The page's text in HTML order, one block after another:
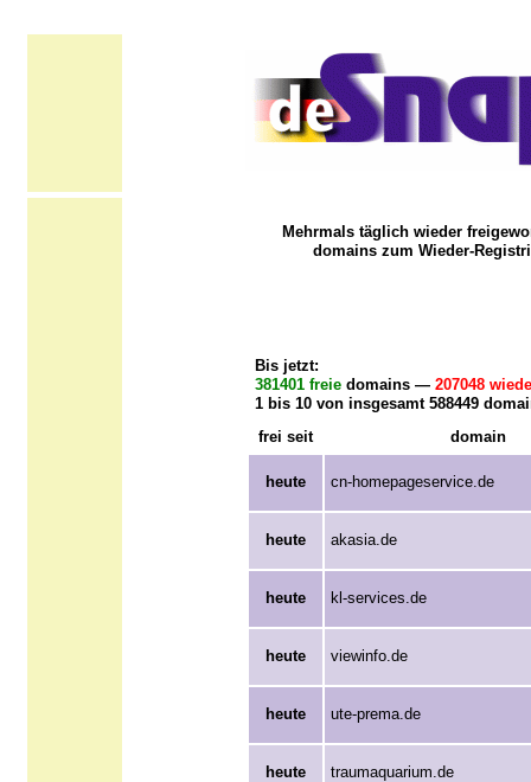
Mehrmals täglich wieder
domains zum Wieder-
Bis jetzt:
381401 freiedomains — 207048
1 bis 10 von insgesamt 588449
frei seit
domain
heute cn-homepageservice.de
heute akasia.de
heute kl-services.de
heute viewinfo.de
heute ute-prema.de
heute traumaquarium.de